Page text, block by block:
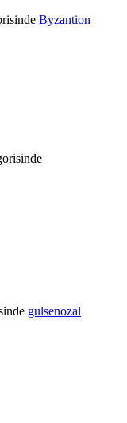
Byzantion
gulsenozal